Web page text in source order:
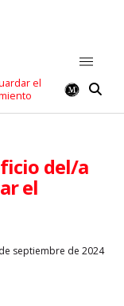
el
del/a
el
septiembre de 2024